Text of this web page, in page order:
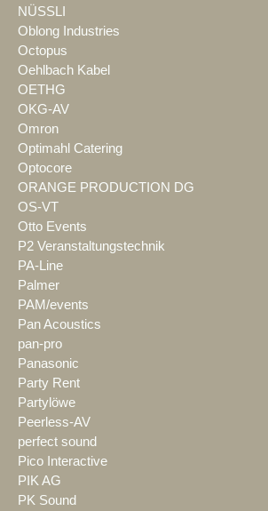
NÜSSLI
Oblong Industries
Octopus
Oehlbach Kabel
OETHG
OKG-AV
Omron
Optimahl Catering
Optocore
ORANGE PRODUCTION DG
OS-VT
Otto Events
P2 Veranstaltungstechnik
PA-Line
Palmer
PAM/events
Pan Acoustics
pan-pro
Panasonic
Party Rent
Partylöwe
Peerless-AV
perfect sound
Pico Interactive
PIK AG
PK Sound